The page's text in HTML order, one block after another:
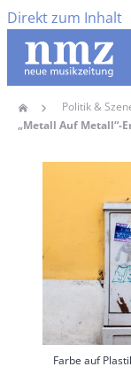
Direkt zum Inhalt
Home Politik &
Farbe auf